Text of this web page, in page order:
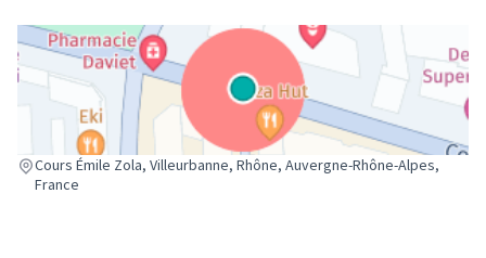
Cours Émile Zola, Villeurbanne, Rhône, Auvergne-Rhône-Alpes,
France
(Lien externe)